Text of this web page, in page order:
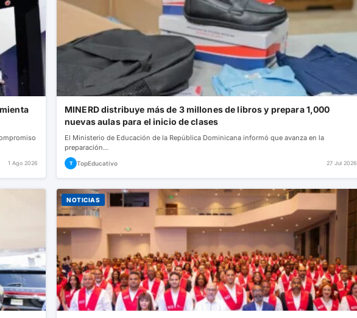
1 Ago 2026
MINERD distribuye más de 3 millones de libros y prepara 1,000
nuevas aulas para el inicio de clases
El Ministerio de Educación de la República Dominicana informó que avanza en la
preparación…
T TopEducativo 27 Jul 2026
NOTICIAS